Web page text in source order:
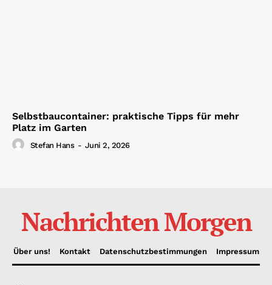
Selbstbaucontainer: praktische Tipps für mehr
Platz im Garten
Stefan Hans - Juni 2, 2026
Nachrichten Morgen
Über uns! Kontakt Datenschutzbestimmungen Impressum